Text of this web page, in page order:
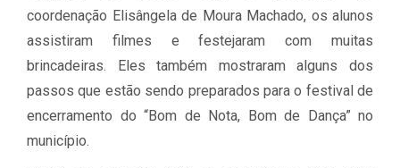
coordenação Elisângela de Moura Machado, os alunos
assistiram filmes e festejaram com muitas
brincadeiras. Eles também mostraram alguns dos
passos que estão sendo preparados para o festival de
encerramento do “Bom de Nota, Bom de Dança” no
município.